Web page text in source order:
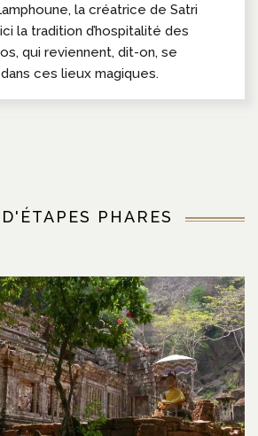
la créatrice de Satri
la tradition d’hospitalité des
qui reviennent, dit-on, se
ces lieux magiques.
PHARES